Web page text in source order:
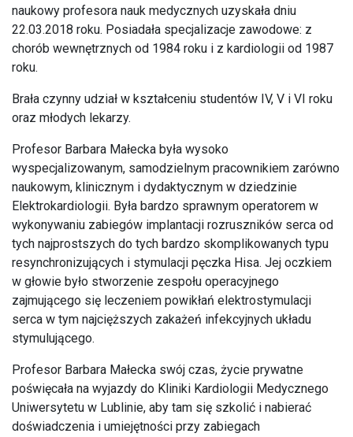
naukowy profesora nauk medycznych uzyskała dniu
22.03.2018 roku. Posiadała specjalizacje zawodowe: z
chorób wewnętrznych od 1984 roku i z kardiologii od 1987
roku.
Brała czynny udział w kształceniu studentów IV, V i VI roku
oraz młodych lekarzy.
Profesor Barbara Małecka była wysoko
wyspecjalizowanym, samodzielnym pracownikiem zarówno
naukowym, klinicznym i dydaktycznym w dziedzinie
Elektrokardiologii. Była bardzo sprawnym operatorem w
wykonywaniu zabiegów implantacji rozruszników serca od
tych najprostszych do tych bardzo skomplikowanych typu
resynchronizujących i stymulacji pęczka Hisa. Jej oczkiem
w głowie było stworzenie zespołu operacyjnego
zajmującego się leczeniem powikłań elektrostymulacji
serca w tym najcięższych zakażeń infekcyjnych układu
stymulującego.
Profesor Barbara Małecka swój czas, życie prywatne
poświęcała na wyjazdy do Kliniki Kardiologii Medycznego
Uniwersytetu w Lublinie, aby tam się szkolić i nabierać
doświadczenia i umiejętności przy zabiegach